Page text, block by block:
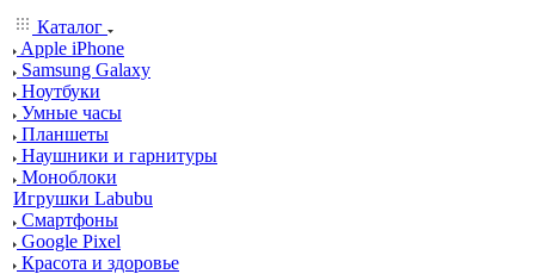
Каталог
Apple iPhone
Samsung Galaxy
Ноутбуки
Умные часы
Планшеты
Наушники и гарнитуры
Моноблоки
Игрушки Labubu
Смартфоны
Google Pixel
Красота и здоровье